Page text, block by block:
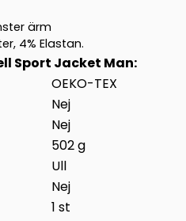
ärm
4% Elastan.
Sport Jacket Man:
OEKO-TEX
Nej
Nej
502 g
Ull
Nej
1 st